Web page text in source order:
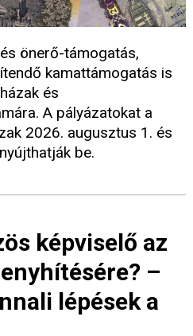
önerő-támogatás,
kamattámogatás is
és
A pályázatokat a
2026. augusztus 1. és
be.
képviselő az
–
lépések a